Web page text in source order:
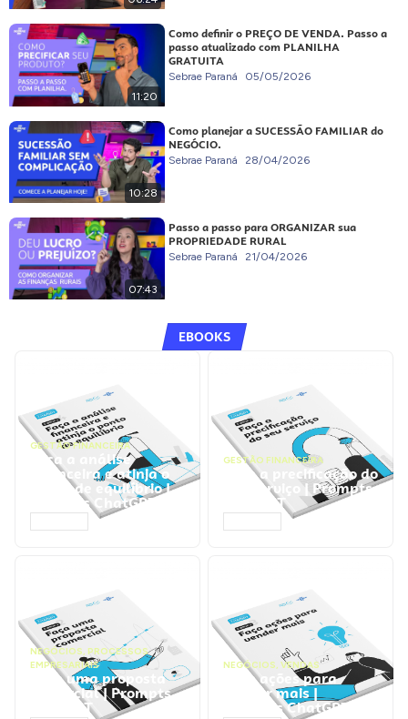
11:20
Como definir o PREÇO DE VENDA. Passo a
passo atualizado com PLANILHA
GRATUITA
Sebrae Paraná 05/05/2026
10:28
Como planejar a SUCESSÃO FAMILIAR do
NEGÓCIO.
Sebrae Paraná 28/04/2026
07:43
Passo a passo para ORGANIZAR sua
PROPRIEDADE RURAL
Sebrae Paraná 21/04/2026
EBOOKS
GESTÃO FINANCEIRA
Faça a análise
financeira e atinja o
ponto de equilíbrio |
Prompts ChatGPT
GESTÃO FINANCEIRA
Faça a precificação do
seu serviço | Prompts
ChatGPT
NEGÓCIOS, PROCESSOS
EMPRESARIAIS
Faça uma proposta
comercial | Prompts
ChatGPT
NEGÓCIOS, VENDAS
Faça ações para
vender mais |
Prompts ChatGPT